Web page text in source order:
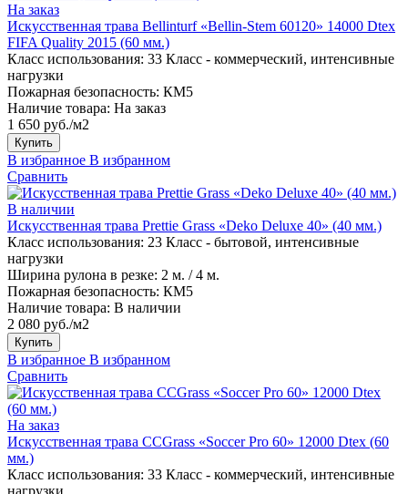
На заказ
Искусственная трава Bellinturf «Bellin-Stem 60120» 14000 Dtex
FIFA Quality 2015 (60 мм.)
Класс использования: 33 Класс - коммерческий, интенсивные
нагрузки
Пожарная безопасность: КМ5
Наличие товара: На заказ
1 650 руб./м2
Купить
В избранное В избранном
Сравнить
В наличии
Искусственная трава Prettie Grass «Deko Deluxe 40» (40 мм.)
Класс использования: 23 Класс - бытовой, интенсивные
нагрузки
Ширина рулона в резке: 2 м. / 4 м.
Пожарная безопасность: КМ5
Наличие товара: В наличии
2 080 руб./м2
Купить
В избранное В избранном
Сравнить
На заказ
Искусственная трава CCGrass «Soccer Pro 60» 12000 Dtex (60
мм.)
Класс использования: 33 Класс - коммерческий, интенсивные
нагрузки